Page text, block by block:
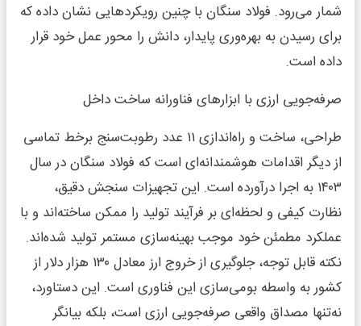
شمار می‌رود. فولاد سنگان با چنین رویکردهایی نشان داده که
برای رسیدن به بهره‌وری پایدار، دانش را محور عمل خود قرار
داده است.
صرفه‌جویی ارزی با ابزارهای فناورانه ساخت داخل
طراحی، ساخت و راه‌اندازی ۱۱ عدد رطوبت‌سنج برخط تماسی
از دیگر اقدامات هوشمندانه‌ای است که فولاد سنگان در سال
۱۴۰۳ به اجرا درآورده است. این تجهیزات سنجش دقیق،
نظارت کیفی و لحظه‌ای بر فرآیند تولید را ممکن ساخته‌اند و با
عملکرد مطمئن خود موجب بهینه‌سازی مستمر تولید شده‌اند.
نکته قابل توجه، جلوگیری از خروج ارز معادل ۱۳۰ هزار دلار از
کشور به واسطه بومی‌سازی این فناوری است. این دستاورد،
نه‌تنها مصداق واقعی صرفه‌جویی ارزی است، بلکه بیانگر